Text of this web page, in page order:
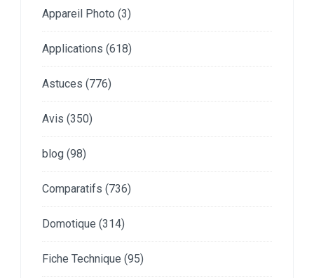
Appareil Photo (3)
Applications (618)
Astuces (776)
Avis (350)
blog (98)
Comparatifs (736)
Domotique (314)
Fiche Technique (95)